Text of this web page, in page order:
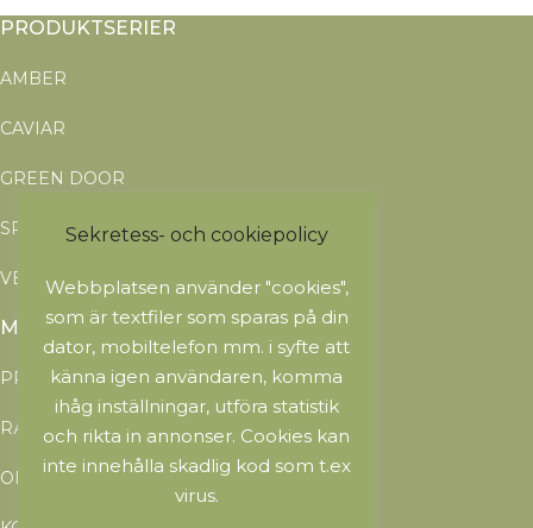
PRODUKTSERIER
AMBER
CAVIAR
GREEN DOOR
SPECIALS
VEGAN
MENY
PRODUKTER
RÅVAROR
OM NATURFARM
Sekretess- och cookiepolicy
Webbplatsen använder "cookies",
som är textfiler som sparas på din
dator, mobiltelefon mm. i syfte att
känna igen användaren, komma
ihåg inställningar, utföra statistik
och rikta in annonser. Cookies kan
inte innehålla skadlig kod som t.ex
virus.